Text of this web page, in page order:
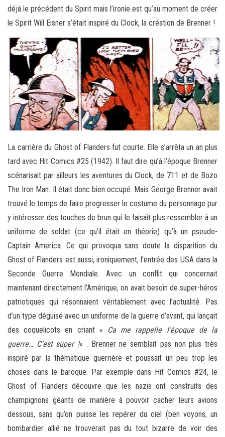
déjà le précédent du Spirit mais l’ironie est qu’au moment de créer
le Spirit Will Eisner s’était inspiré du Clock, la création de Brenner !
La carrière du Ghost of Flanders fut courte. Elle s’arrêta un an plus
tard avec Hit Comics #25 (1942). Il faut dire qu’à l’époque Brenner
scénarisait par ailleurs les aventures du Clock, de 711 et de Bozo
The Iron Man. Il était donc bien occupé. Mais George Brenner avait
trouvé le temps de faire progresser le costume du personnage pur
y intéresser des touches de brun qui le faisait plus ressembler à un
uniforme de soldat (ce qu’il était en théorie) qu’à un pseudo-
Captain America. Ce qui provoqua sans doute la disparition du
Ghost of Flanders est aussi, ironiquement, l’entrée des USA dans la
Seconde Guerre Mondiale. Avec un conflit qui concernait
maintenant directement l’Amérique, on avait besoin de super-héros
patriotiques qui résonnaient véritablement avec l’actualité. Pas
d’un type déguisé avec un uniforme de la guerre d’avant, qui lançait
des coquelicots en criant «
Ca me rappelle l’époque de la
guerre… C’est super !« . Brenner ne semblait pas non plus très
inspiré par la thématique guerrière et poussait un peu trop les
choses dans le baroque. Par exemple dans Hit Comics #24, le
Ghost of Flanders découvre que les nazis ont construits des
champignons géants de manière à pouvoir cacher leurs avions
dessous, sans qu’on puisse les repérer du ciel (ben voyons, un
bombardier allié ne trouverait pas du tout bizarre de voir des